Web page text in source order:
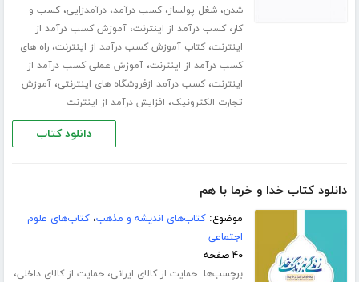
شدن،شغل پولساز،کسب درآمد،درآمدزایی،کسب و
کار،کسب درآمد از اینترنت،آموزش کسب درآمد از
اینترنت،کتاب آموزش کسب درآمد از اینترنت،راه های
کسب درآمد از اینترنت،آموزش عملی کسب درآمد از
اینترنت،کسب درآمد ازفروشگاه های اینترنتی،آموزش
تجارت الکترونیک، افزایش درآمد از اینترنت
دانلود کتاب
دانلود کتاب خدا و خرما با هم
موضوع:کتاب‌های اندیشه و مذهب،کتاب‌های علوم
اجتماعی
۴۰ صفحه
برچسب‌ها:حمایت از کالای ایرانی،حمایت از کالای داخلی،